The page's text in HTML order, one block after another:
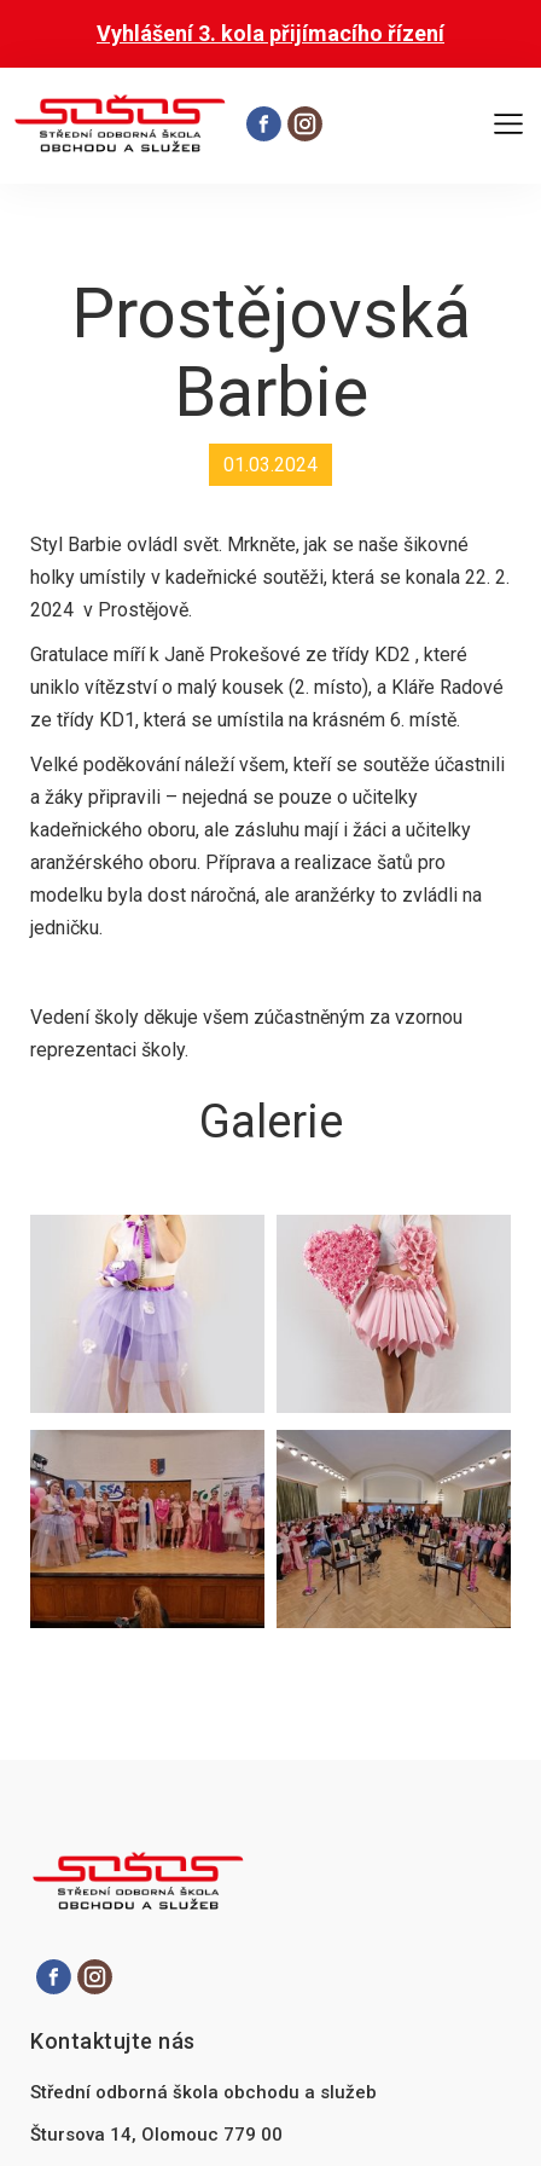
Vyhlášení 3. kola přijímacího řízení
Prostějovská
Barbie
01.03.2024
Styl Barbie ovládl svět. Mrkněte, jak se naše šikovné
holky umístily v kadeřnické soutěži, která se konala 22. 2.
2024 v Prostějově.
Gratulace míří k Janě Prokešové ze třídy KD2 , které
uniklo vítězství o malý kousek (2. místo), a Kláře Radové
ze třídy KD1, která se umístila na krásném 6. místě.
Velké poděkování náleží všem, kteří se soutěže účastnili
a žáky připravili – nejedná se pouze o učitelky
kadeřnického oboru, ale zásluhu mají i žáci a učitelky
aranžérského oboru. Příprava a realizace šatů pro
modelku byla dost náročná, ale aranžérky to zvládli na
jedničku.
Vedení školy děkuje všem zúčastněným za vzornou
reprezentaci školy.
Galerie
Kontaktujte nás
Střední odborná škola obchodu a služeb
Štursova 14, Olomouc 779 00